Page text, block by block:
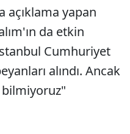
açıklama yapan
da etkin
Cumhuriyet
alındı. Ancak